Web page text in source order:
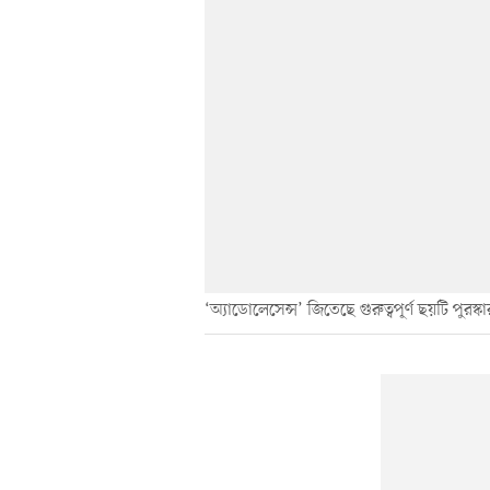
‘অ্যাডোলেসেন্স’ জিতেছে গুরুত্বপূর্ণ ছয়টি